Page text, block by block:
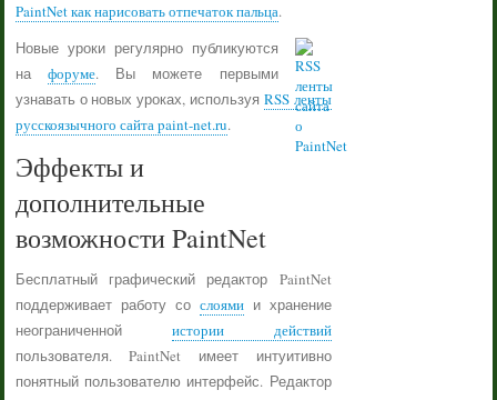
PaintNet как нарисовать отпечаток пальца.
Новые уроки регулярно публикуются
нафоруме. Вы можете первыми
узнавать о новых уроках, используя RSS ленты
русскоязычного сайта paint-net.ru.
Эффекты и
дополнительные
возможности PaintNet
Бесплатный графический редактор PaintNet
поддерживает работу со слоямии хранение
неограниченной истории действий
пользователя. PaintNet имеет интуитивно
понятный пользователю интерфейс. Редактор